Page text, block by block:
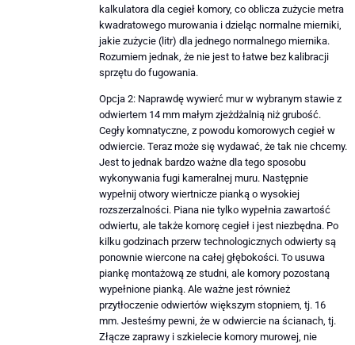
kalkulatora dla cegieł komory, co oblicza zużycie metra
kwadratowego murowania i dzieląc normalne mierniki,
jakie zużycie (litr) dla jednego normalnego miernika.
Rozumiem jednak, że nie jest to łatwe bez kalibracji
sprzętu do fugowania.
Opcja 2: Naprawdę wywierć mur w wybranym stawie z
odwiertem 14 mm małym zjeżdżalnią niż grubość.
Cegły komnatyczne, z powodu komorowych cegieł w
odwiercie. Teraz może się wydawać, że tak nie chcemy.
Jest to jednak bardzo ważne dla tego sposobu
wykonywania fugi kameralnej muru. Następnie
wypełnij otwory wiertnicze pianką o wysokiej
rozszerzalności. Piana nie tylko wypełnia zawartość
odwiertu, ale także komorę cegieł i jest niezbędna. Po
kilku godzinach przerw technologicznych odwierty są
ponownie wiercone na całej głębokości. To usuwa
piankę montażową ze studni, ale komory pozostaną
wypełnione pianką. Ale ważne jest również
przytłoczenie odwiertów większym stopniem, tj. 16
mm. Jesteśmy pewni, że w odwiercie na ścianach, tj.
Złącze zaprawy i szkielecie komory murowej, nie